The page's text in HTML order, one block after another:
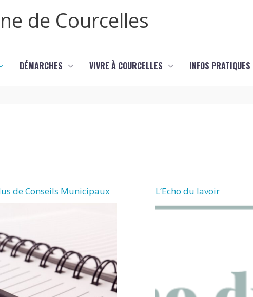
de Courcelles
DÉMARCHES VIVRE À COURCELLES INFOS PRATIQUES
de Conseils Municipaux L’Echo du lavoir